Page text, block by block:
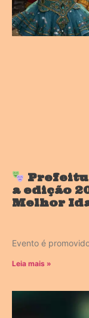
a edição
Melhor
Evento é
Leia mais »